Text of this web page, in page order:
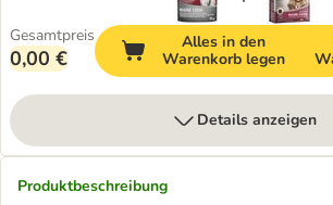
Gesamtpreis
0,00 €
Alles in den
Warenkorb legen
Details anzeigen
Produktbeschreibung